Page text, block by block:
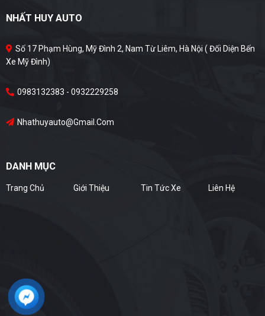
NHẤT HUY AUTO
Số 17 Phạm Hùng, Mỹ Đình 2, Nam Từ Liêm, Hà Nội ( Đối Diện Bến
Xe Mỹ Đình)
0983132383 - 0932229258
Nhathuyauto@gmail.com
DANH MỤC
Trang Chủ Giới Thiệu Tin Tức Xe Liên Hệ